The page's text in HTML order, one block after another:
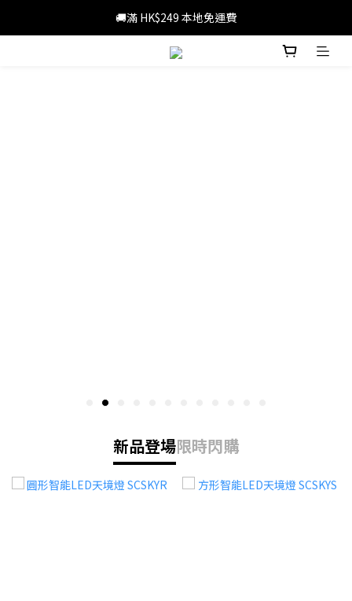
📢暑假優惠，輸入優惠碼SS3C30，精選旅行產品1件8折，3件7折
🚚滿 HK$249 本地免運費
📢暑假優惠，輸入優惠碼SS3C30，精選旅行產品1件8折，3件7折
新品登場限時閃購